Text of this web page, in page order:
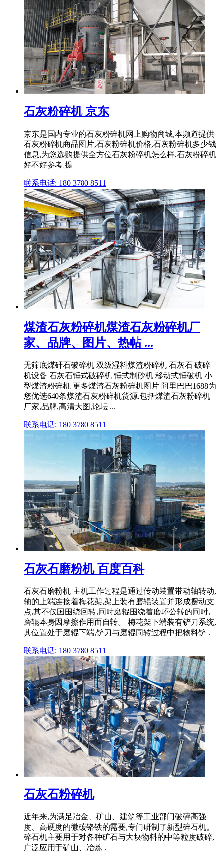
石灰粉碎机 京东
京东是国内专业的石灰粉碎机网上购物商城,本频道提供
石灰粉碎机商品图片,石灰粉碎机价格,石灰粉碎机多少钱
信息,为您选购提供全方位石灰粉碎机怎么样,石灰粉碎机
好不好参考,提 .
联系电话: 180 3780 8511
煤渣石灰粉碎机煤渣石灰粉碎机厂
家、品牌、图片、热帖 ...
无筛底煤矸石破碎机 双级湿料煤渣粉碎机 石灰石 破碎
机设备 石灰石锤式破碎机 锤式制砂机 移动式锤破机 小
型煤渣粉碎机 更多煤渣石灰粉碎机图片 阿里巴巴1688为
您优选640条煤渣石灰粉碎机货源,包括煤渣石灰粉碎机
厂家,品牌,高清大图,论坛 ...
联系电话: 180 3780 8511
石灰石磨粉机 百度百科
石灰石磨粉机 主机工作过程是通过传动装置带动轴转动,
轴的上端连接着梅花架,架上装有磨辊装置并形成摆动支
点,其不仅国围绕回转,同时磨辊围绕着磨环公转的同时,
磨辊本身因摩擦作用而自转。 梅花架下端装有铲刀系统,
其位置处于磨辊下端,铲刀与磨辊同转过程中把物料铲 .
联系电话: 180 3780 8511
石灰石粉碎机
近年来,为满足冶金、矿山、建筑等工业部门破碎高强
度、高硬度的微碳铬铁的需要,专门研制了新型碎石机。
碎石机主要用于对各种矿石与大块物料的中等粒度破碎,
广泛应用于矿山、冶炼 .